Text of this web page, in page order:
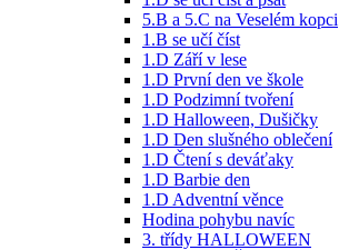
5.B a 5.C na Veselém kopci
1.B se učí číst
1.D Září v lese
1.D První den ve škole
1.D Podzimní tvoření
1.D Halloween, Dušičky
1.D Den slušného oblečení
1.D Čtení s deváťaky
1.D Barbie den
1.D Adventní věnce
Hodina pohybu navíc
3. třídy HALLOWEEN